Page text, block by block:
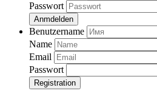
Passwort
Anmdelden
Benutzername
Name
Email
Passwort
Registration